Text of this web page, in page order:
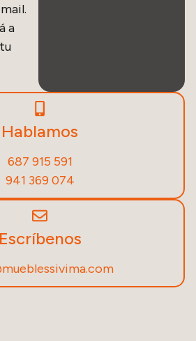
a
Hablamos
687 915 591
941 369 074
Escríbenos